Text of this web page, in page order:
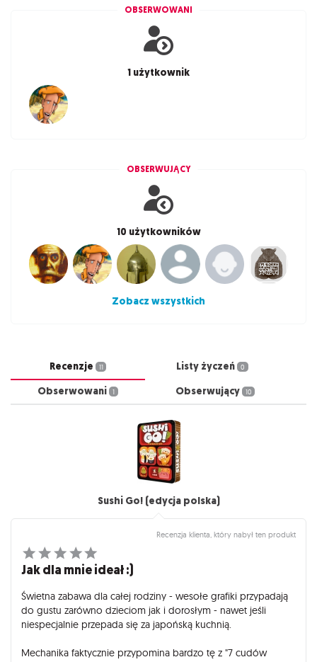
OBSERWOWANI
1 użytkownik
OBSERWUJĄCY
10 użytkowników
Zobacz wszystkich
Recenzje 11 Listy życzeń 0
Obserwowani 1 Obserwujący 10
Sushi Go! (edycja polska)
Recenzja klienta, który nabył ten produkt
Jak dla mnie ideał :)
Świetna zabawa dla całej rodziny - wesołe grafiki przypadają
do gustu zarówno dzieciom jak i dorosłym - nawet jeśli
niespecjalnie przepada się za japońską kuchnią.
Mechanika faktycznie przypomina bardzo tę z "7 cudów